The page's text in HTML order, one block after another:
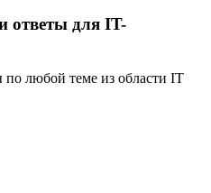
для IT-
любой теме из области IT